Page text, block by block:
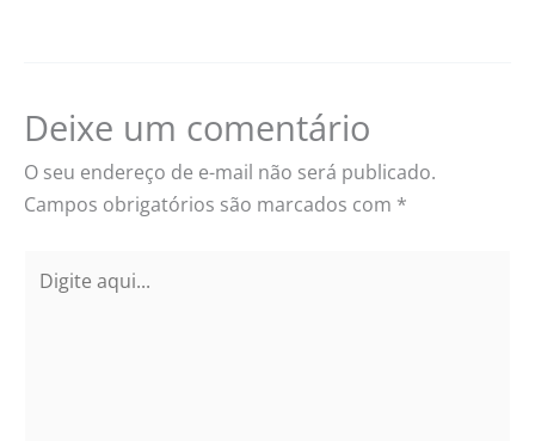
Deixe um comentário
O seu endereço de e-mail não será publicado.
Campos obrigatórios são marcados com *
aqui...